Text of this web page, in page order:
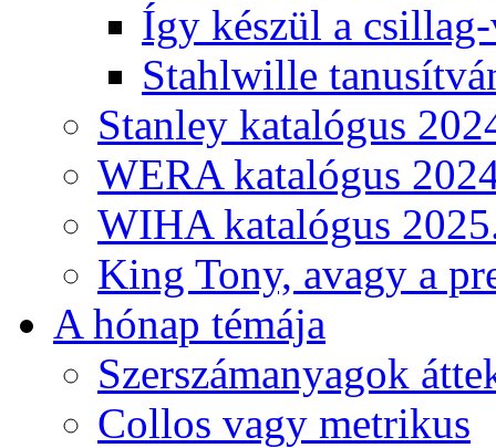
Így készül a
Stahlwille
Stanley katalógus
WERA katalógus
WIHA katalógus
King Tony, avagy a
A hónap témája
Szerszámanyagok
Collos vagy metrikus